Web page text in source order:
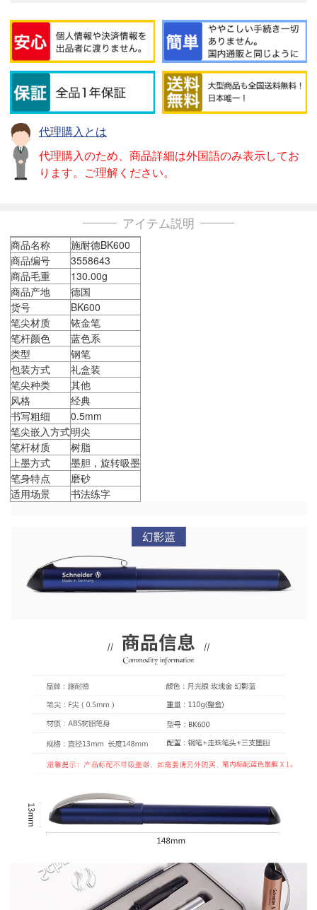
代理購入とは
代理購入のため、商品詳細は外国語のみ表示してお
ります。ご理解ください。
アイテム説明
商品名称
施耐德BK600
商品编号
3558643
商品毛重
130.00g
商品产地
德国
货号
BK600
笔尖材质
铱金笔
笔杆颜色
蓝色系
类型
钢笔
包装方式
礼盒装
笔尖种类
其他
风格
经典
书写粗细
0.5mm
笔尖嵌入方式明尖
笔杆材质
树脂
上墨方式
墨胆，旋转吸墨
笔身特点
磨砂
适用场景
书法练字